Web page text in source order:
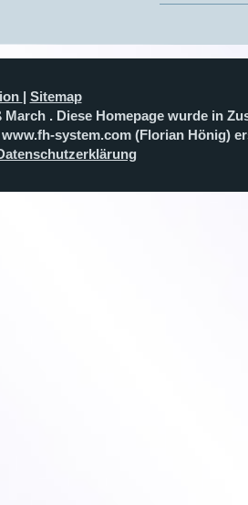
| Sitemap
March . Diese Homepage wurde in
system.com (Florian Hönig)